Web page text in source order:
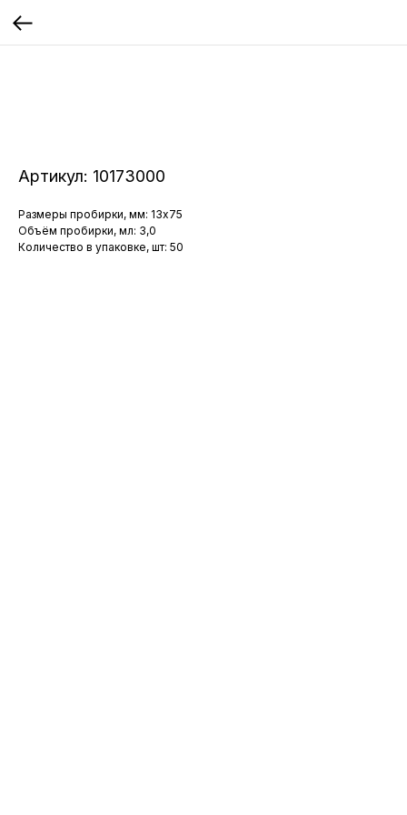
Артикул: 10173000
Размеры пробирки, мм: 13x75
Объём пробирки, мл: 3,0
Количество в упаковке, шт: 50